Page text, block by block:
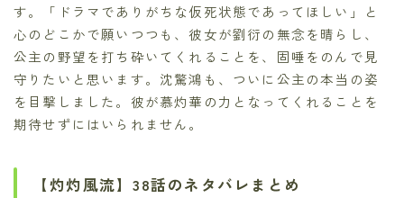
す。「ドラマでありがちな仮死状態であってほしい」と
心のどこかで願いつつも、彼女が劉衍の無念を晴らし、
公主の野望を打ち砕いてくれることを、固唾をのんで見
守りたいと思います。沈驚鴻も、ついに公主の本当の姿
を目撃しました。彼が慕灼華の力となってくれることを
期待せずにはいられません。
【灼灼風流】38話のネタバレまとめ